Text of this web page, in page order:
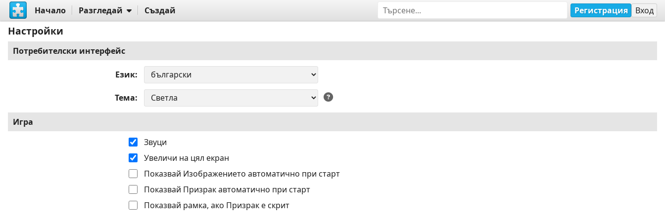
Начало Разгледай Създай Регистрация Вход
Настройки
Потребителски интерфейс
Език
Тема
Игра
Звуци
Увеличи на цял екран
Показвай Изображението автоматично при старт
Показвай Призрак автоматично при старт
Показвай рамка, ако Призрак е скрит